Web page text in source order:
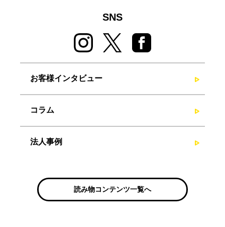
SNS
お客様インタビュー
コラム
法人事例
読み物コンテンツ一覧へ